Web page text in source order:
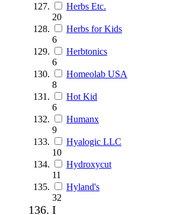
Herbs Etc.
20
Herbs for Kids
6
Herbtonics
6
Homeolab USA
8
Hot Kid
6
Humanx
9
Hyalogic LLC
10
Hydroxycut
11
Hyland's
32
I